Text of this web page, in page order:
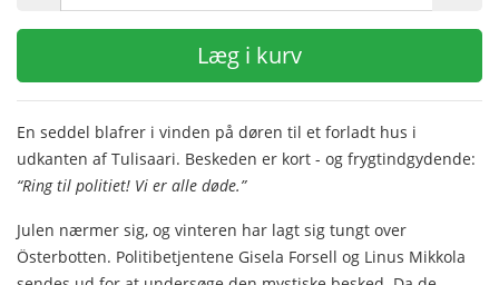
Læg i kurv
En seddel blafrer i vinden på døren til et forladt hus i
udkanten af Tulisaari. Beskeden er kort - og frygtindgydende:
“Ring til politiet! Vi er alle døde.”
Julen nærmer sig, og vinteren har lagt sig tungt over
Österbotten. Politibetjentene Gisela Forsell og Linus Mikkola